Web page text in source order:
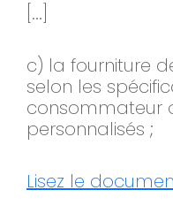
[...]
c) la fourniture
selon les
consommateur
personnalisés ;
Lisez le